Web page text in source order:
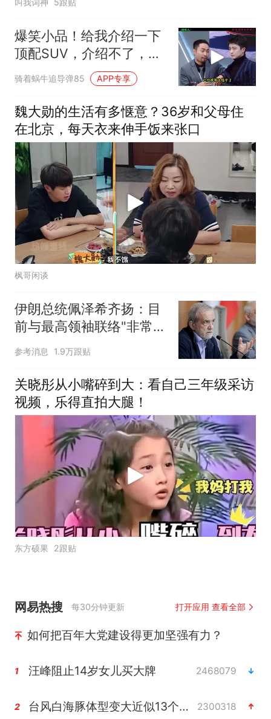
5跟贴
爆笑小品！给我介绍一下
顶配SUV，介绍不了，你
买不起
骑着蜗牛追导弹85 APP专享
魏大勋的生活有多惬意？36岁和父母住
在北京，每天衣来伸手饭来张口
枫哥闲谈
伊朗总统佩泽希齐扬：目
前与最高领袖联络"非常困
难"
参考消息 1.9万跟贴
关晓彤从小嘴碎到大：看自己三年级采访
视频，乐得直拍大腿！
东方硕果 2跟贴
网易热搜 每30分钟更新 打开应用 查看全部
如何把百年大党建设得更加坚强有力？
1 汪峰阻止14岁女儿买大牌 2468079
2 台风白海豚体型变大近似13个浙江面积 2300318